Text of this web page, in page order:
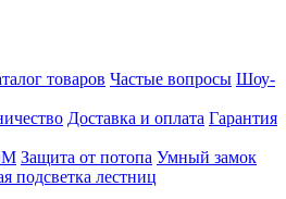
товаров Частые вопросы Шоу-
Доставка и оплата Гарантия
Защита от потопа Умный замок
подсветка лестниц